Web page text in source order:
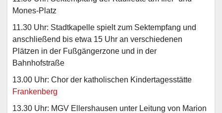
Mones-Platz
11.30 Uhr: Stadtkapelle spielt zum Sektempfang und
anschließend bis etwa 15 Uhr an verschiedenen
Plätzen in der Fußgängerzone und in der
Bahnhofstraße
13.00 Uhr: Chor der katholischen Kindertagesstätte
Frankenberg
13.30 Uhr: MGV Ellershausen unter Leitung von Marion